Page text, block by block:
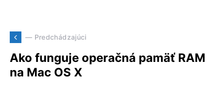
— Predchádzajúci
Ako funguje operačná pamäť RAM
na Mac OS X